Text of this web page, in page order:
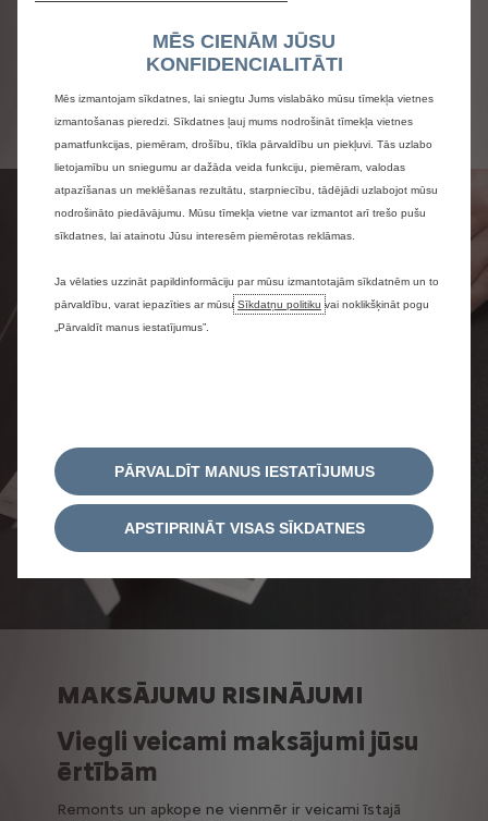
apkopes laikā Jums ir pieejama labiekārtota
atpūtas zona ar Wi-Fi, kafiju un lasāmvielu.
Turklāt šis pakalpojums sniedz Jums iespēju
uzzināt par automašīnai tuvākajā nākotnē
papildu veicamajiem remontdarbiem.
MAKSĀJUMU RISINĀJUMI
Viegli veicami maksājumi jūsu
ērtībām
Remonts un apkope ne vienmēr ir veicami īstajā
MĒS CIENĀM JŪSU
KONFIDENCIALITĀTI
Mēs izmantojam sīkdatnes, lai sniegtu Jums vislabāko mūsu tīmekļa vietnes
izmantošanas pieredzi. Sīkdatnes ļauj mums nodrošināt tīmekļa vietnes
pamatfunkcijas, piemēram, drošību, tīkla pārvaldību un piekļuvi. Tās uzlabo
lietojamību un sniegumu ar dažāda veida funkciju, piemēram, valodas
atpazīšanas un meklēšanas rezultātu, starpniecību, tādējādi uzlabojot mūsu
nodrošināto piedāvājumu. Mūsu tīmekļa vietne var izmantot arī trešo pušu
sīkdatnes, lai atainotu Jūsu interesēm piemērotas reklāmas.
Ja vēlaties uzzināt papildinformāciju par mūsu izmantotajām sīkdatnēm un to
pārvaldību, varat iepazīties ar mūsu Sīkdatņu politiku vai noklikšķināt pogu
„Pārvaldīt manus iestatījumus”.
PĀRVALDĪT MANUS IESTATĪJUMUS
APSTIPRINĀT VISAS SĪKDATNES